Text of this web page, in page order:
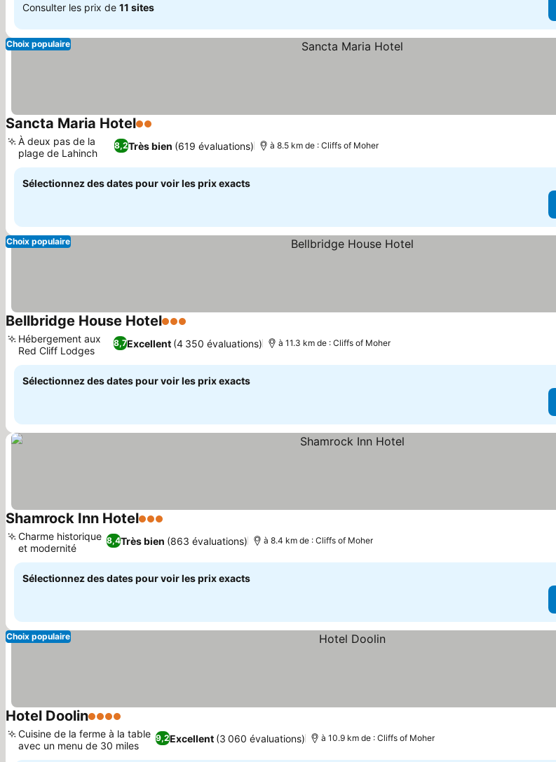
Consulter les prix de 11 sites
Choix populaire
Sancta Maria Hotel2 Étoiles
8,2Très bien (619 évaluations)
À deux pas de la
plage de Lahinch
à 8.5 km de : Cliffs of Moher
Sélectionnez des dates pour voir les prix exacts
Choix populaire
Bellbridge House Hotel3 Étoiles
8,7Excellent (4 350 évaluations)
Hébergement aux
Red Cliff Lodges
à 11.3 km de : Cliffs of Moher
Sélectionnez des dates pour voir les prix exacts
Shamrock Inn Hotel3 Étoiles
8,4Très bien (863 évaluations)
Charme historique
et modernité
à 8.4 km de : Cliffs of Moher
Sélectionnez des dates pour voir les prix exacts
Choix populaire
Hotel Doolin4 Étoiles
9,2Excellent (3 060 évaluations)
Cuisine de la ferme à la table
avec un menu de 30 miles
à 10.9 km de : Cliffs of Moher